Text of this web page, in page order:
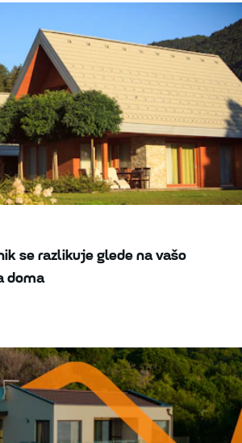
se razlikuje glede na vašo
doma